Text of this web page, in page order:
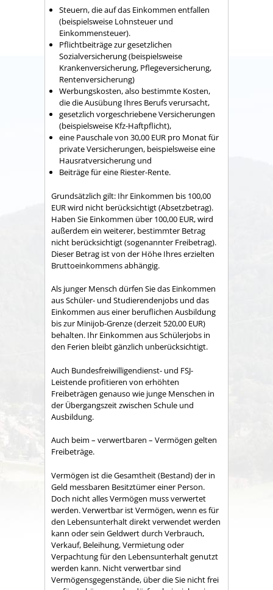
Steuern, die auf das Einkommen entfallen
(beispielsweise Lohnsteuer und
Einkommensteuer).
Pflichtbeiträge zur gesetzlichen
Sozialversicherung (beispielsweise
Krankenversicherung, Pflegeversicherung,
Rentenversicherung)
Werbungskosten, also bestimmte Kosten,
die die Ausübung Ihres Berufs verursacht,
gesetzlich vorgeschriebene Versicherungen
(beispielsweise Kfz-Haftpflicht),
eine Pauschale von 30,00 EUR pro Monat für
private Versicherungen, beispielsweise eine
Hausratversicherung und
Beiträge für eine Riester-Rente.
Grundsätzlich gilt: Ihr Einkommen bis 100,00
EUR wird nicht berücksichtigt (Absetzbetrag).
Haben Sie Einkommen über 100,00 EUR, wird
außerdem ein weiterer, bestimmter Betrag
nicht berücksichtigt (sogenannter Freibetrag).
Dieser Betrag ist von der Höhe Ihres erzielten
Bruttoeinkommens abhängig.
Als junger Mensch dürfen Sie das Einkommen
aus Schüler- und Studierendenjobs und das
Einkommen aus einer beruflichen Ausbildung
bis zur Minijob-Grenze (derzeit 520,00 EUR)
behalten. Ihr Einkommen aus Schülerjobs in
den Ferien bleibt gänzlich unberücksichtigt.
Auch Bundesfreiwilligendienst- und FSJ-
Leistende profitieren von erhöhten
Freibeträgen genauso wie junge Menschen in
der Übergangszeit zwischen Schule und
Ausbildung.
Auch beim – verwertbaren – Vermögen gelten
Freibeträge.
Vermögen ist die Gesamtheit (Bestand) der in
Geld messbaren Besitztümer einer Person.
Doch nicht alles Vermögen muss verwertet
werden. Verwertbar ist Vermögen, wenn es für
den Lebensunterhalt direkt verwendet werden
kann oder sein Geldwert durch Verbrauch,
Verkauf, Beleihung, Vermietung oder
Verpachtung für den Lebensunterhalt genutzt
werden kann. Nicht verwertbar sind
Vermögensgegenstände, über die Sie nicht frei